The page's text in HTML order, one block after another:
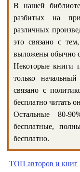
В нашей
разбитых на
различных
это связано с
выложены обычно
Некоторые книги
только
связано с
бесплатно читать
Остальные 80-
бесплатные,
бесплатно.
ТОП авторов и книг